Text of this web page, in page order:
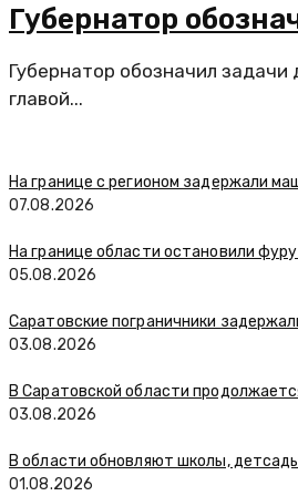
Губернатор
Губернатор обозначил задачи
главой...
На границе с регионом задержали
07.08.2026
На границе области остановили
05.08.2026
Саратовские пограничники
03.08.2026
В Саратовской области
03.08.2026
В области обновляют школы,
01.08.2026